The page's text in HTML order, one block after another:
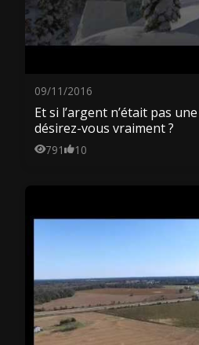
09/11/2016
Et si l’argent n’était pas
désirez-vous vraiment ?
791 10